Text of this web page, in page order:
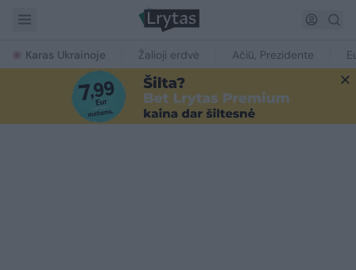
Karas Ukrainoje Žalioji erdvė Ačiū, Prezidente